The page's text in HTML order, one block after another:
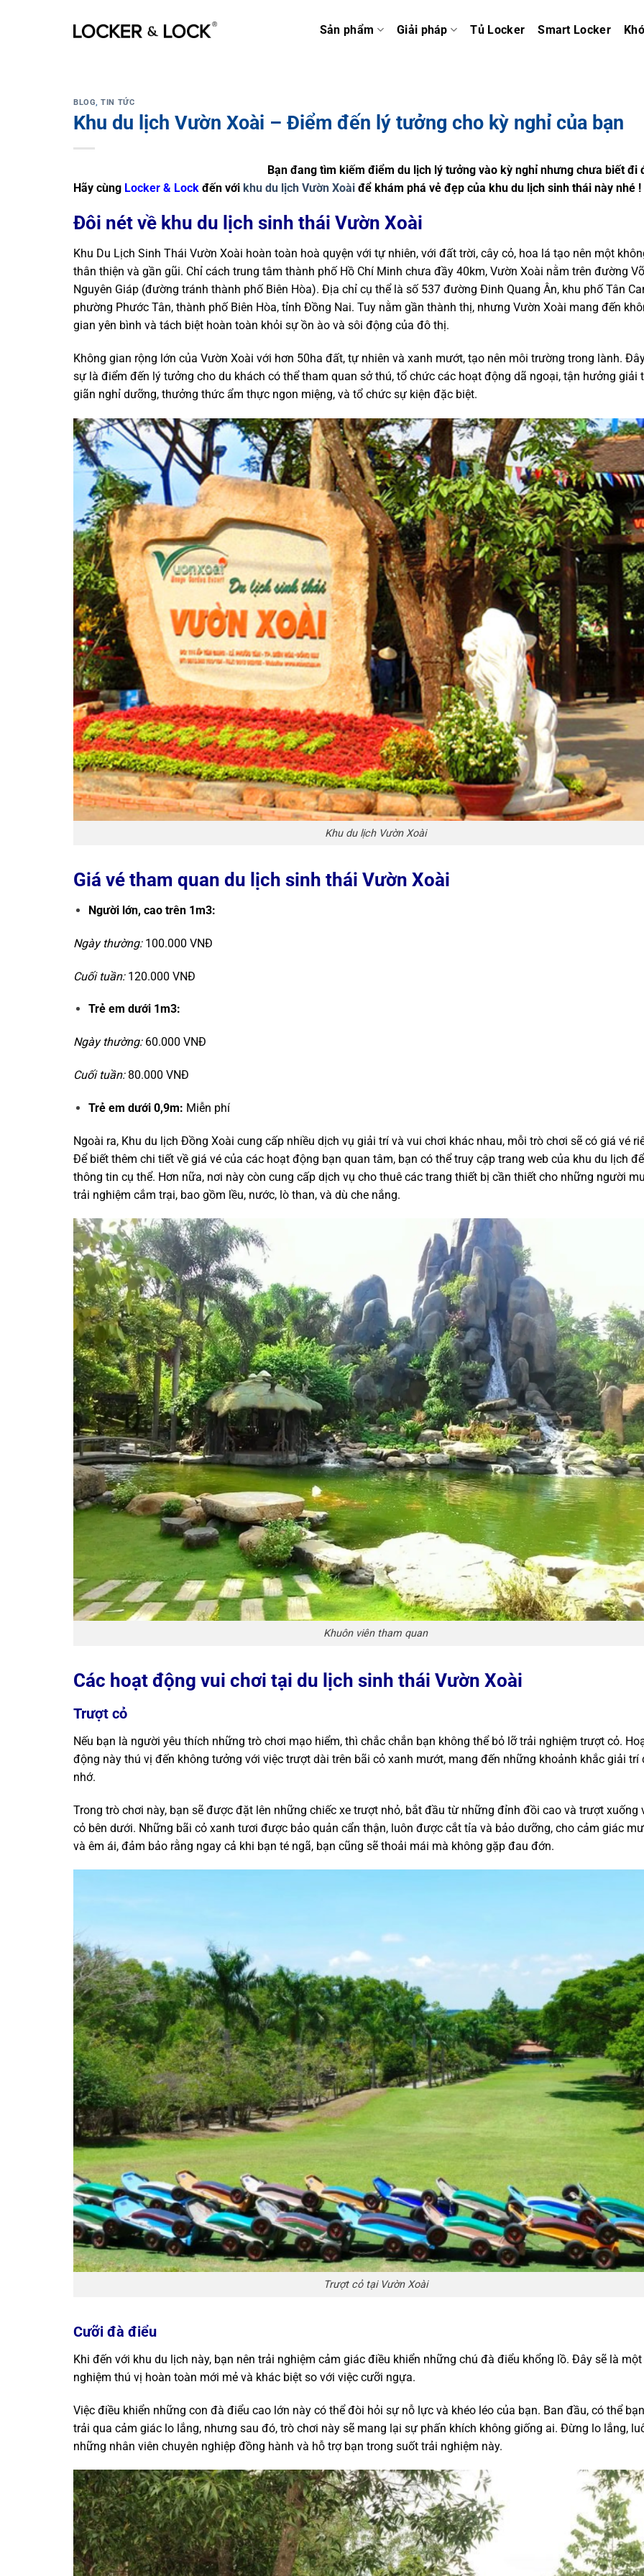
Sản phẩm Giải pháp Tủ Locker Smart Locker
BLOG,TIN TỨC
Khu du lịch Vườn Xoài – Điểm đến lý tưởng cho kỳ nghỉ của bạn
Bạn đang tìm kiếm điểm du lịch lý tưởng vào kỳ nghỉ nhưng chưa biết đi
Hãy cùng Locker & Lock đến với khu du lịch Vườn Xoài để khám phá vẻ đẹp của khu du lịch sinh thái này nhé !
Đôi nét về khu du lịch sinh thái Vườn Xoài
Khu Du Lịch Sinh Thái Vườn Xoài hoàn toàn hoà quyện với tự nhiên, với đất trời, cây cỏ, hoa lá tạo nên một
thân thiện và gần gũi. Chỉ cách trung tâm thành phố Hồ Chí Minh chưa đầy 40km, Vườn Xoài nằm trên đường Võ
Nguyên Giáp (đường tránh thành phố Biên Hòa). Địa chỉ cụ thể là số 537 đường Đinh Quang Ân, khu phố Tân
phường Phước Tân, thành phố Biên Hòa, tỉnh Đồng Nai. Tuy nằm gần thành thị, nhưng Vườn Xoài mang đến
gian yên bình và tách biệt hoàn toàn khỏi sự ồn ào và sôi động của đô thị.
Không gian rộng lớn của Vườn Xoài với hơn 50ha đất, tự nhiên và xanh mướt, tạo nên môi trường trong lành.
sự là điểm đến lý tưởng cho du khách có thể tham quan sở thú, tổ chức các hoạt động dã ngoại, tận hưởng giải
giãn nghỉ dưỡng, thưởng thức ẩm thực ngon miệng, và tổ chức sự kiện đặc biệt.
Khu du lịch Vườn Xoài
Giá vé tham quan du lịch sinh thái Vườn Xoài
Người lớn, cao trên 1m3:
Ngày thường: 100.000 VNĐ
Cuối tuần:120.000 VNĐ
Trẻ em dưới 1m3:
Ngày thường:60.000 VNĐ
Cuối tuần:80.000 VNĐ
Trẻ em dưới 0,9m: Miễn phí
Ngoài ra, Khu du lịch Đồng Xoài cung cấp nhiều dịch vụ giải trí và vui chơi khác nhau, mỗi trò chơi sẽ có giá vé
Để biết thêm chi tiết về giá vé của các hoạt động bạn quan tâm, bạn có thể truy cập trang web của khu du lịch
thông tin cụ thể. Hơn nữa, nơi này còn cung cấp dịch vụ cho thuê các trang thiết bị cần thiết cho những người
trải nghiệm cắm trại, bao gồm lều, nước, lò than, và dù che nắng.
Khuôn viên tham quan
Các hoạt động vui chơi tại du lịch sinh thái Vườn Xoài
Trượt cỏ
Nếu bạn là người yêu thích những trò chơi mạo hiểm, thì chắc chắn bạn không thể bỏ lỡ trải nghiệm trượt cỏ.
động này thú vị đến không tưởng với việc trượt dài trên bãi cỏ xanh mướt, mang đến những khoảnh khắc giải trí
nhớ.
Trong trò chơi này, bạn sẽ được đặt lên những chiếc xe trượt nhỏ, bắt đầu từ những đỉnh đồi cao và trượt xuống
cỏ bên dưới. Những bãi cỏ xanh tươi được bảo quản cẩn thận, luôn được cắt tỉa và bảo dưỡng, cho cảm giác
và êm ái, đảm bảo rằng ngay cả khi bạn té ngã, bạn cũng sẽ thoải mái mà không gặp đau đớn.
Trượt cỏ tại Vườn Xoài
Cưỡi đà điểu
Khi đến với khu du lịch này, bạn nên trải nghiệm cảm giác điều khiển những chú đà điểu khổng lồ. Đây sẽ là một
nghiệm thú vị hoàn toàn mới mẻ và khác biệt so với việc cưỡi ngựa.
Việc điều khiển những con đà điểu cao lớn này có thể đòi hỏi sự nỗ lực và khéo léo của bạn. Ban đầu, có thể
trải qua cảm giác lo lắng, nhưng sau đó, trò chơi này sẽ mang lại sự phấn khích không giống ai. Đừng lo lắng,
những nhân viên chuyên nghiệp đồng hành và hỗ trợ bạn trong suốt trải nghiệm này.